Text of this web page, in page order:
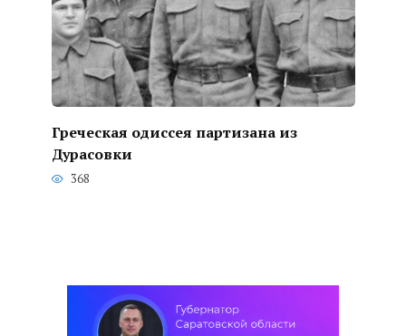
Греческая одиссея партизана из
Дурасовки
368